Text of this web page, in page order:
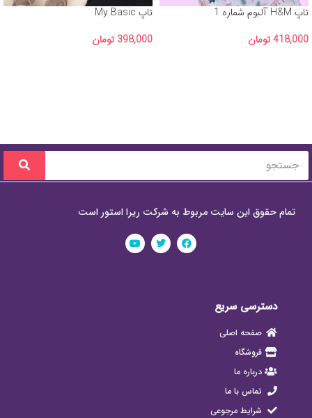
تاپ H&M آلبوم شماره 1
418,000تومان
تاپ My Basic
398,000 تومان
تمام حقوق این سایت مربوط به شرکت ریرا استور است
دسترسی سریع
صفحه اصلی
فروشگاه
درباره ما
تماس با ما
شرایط مرجوعی